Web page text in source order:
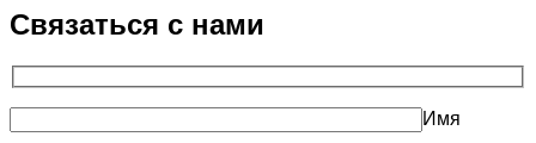
Связаться с нами
Имя